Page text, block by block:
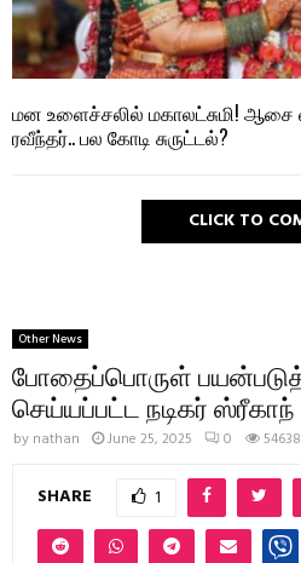
மன உளைச்சலில் மகாலட்சுமி! ஆசை
ரவீந்தர்.. பல கோடி சுருட்டல்?
CLICK TO
Other News
போதைப்பொருள்
செய்யப்பட்ட நடிகர் ஸ்ரீகாந்
by nathan June 25, 2025 0 54638
SHARE 1